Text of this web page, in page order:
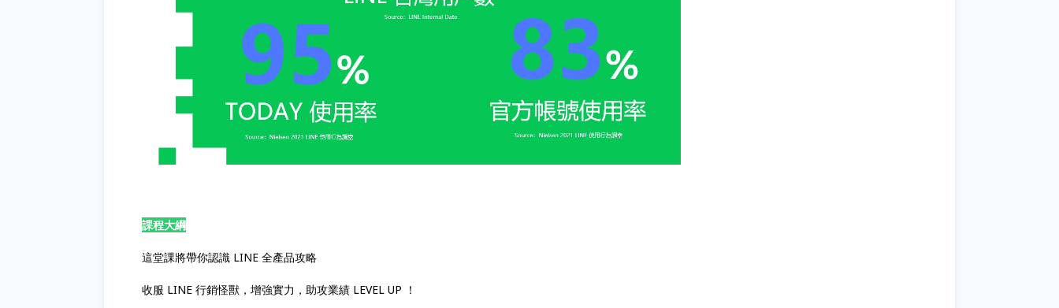
課程大綱
這堂課將帶你認識 LINE 全產品攻略
收服 LINE 行銷怪獸，增強實力，助攻業績 LEVEL UP ！